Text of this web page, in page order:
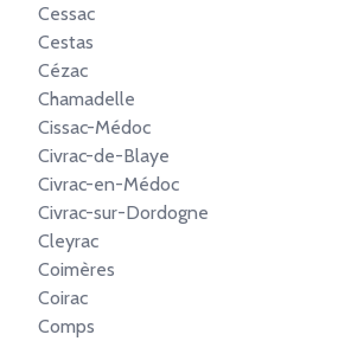
Cessac
Cestas
Cézac
Chamadelle
Cissac-Médoc
Civrac-de-Blaye
Civrac-en-Médoc
Civrac-sur-Dordogne
Cleyrac
Coimères
Coirac
Comps